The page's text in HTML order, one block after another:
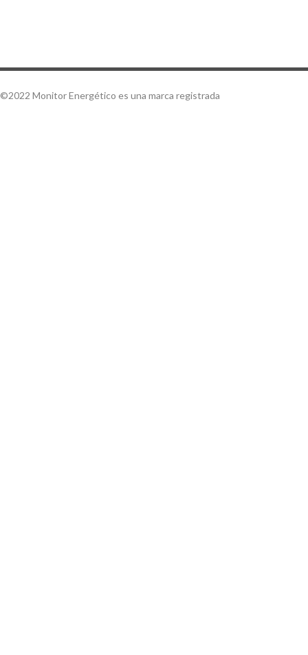
©2022 Monitor Energético es una marca registrada